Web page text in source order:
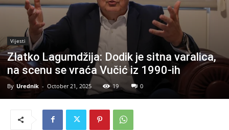
Vijesti
Zlatko Lagumdžija: Dodik je sitna varalica,
na scenu se vraća Vučić iz 1990-ih
By Urednik - October 21, 2025 19 0